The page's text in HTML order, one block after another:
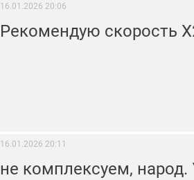
16.01.2026 20:06
Рекомендую скорость
16.01.2026 20:11
не комплексуем, народ.